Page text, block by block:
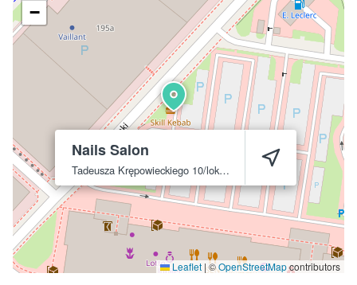
Nails Salon
Tadeusza Krępowieckiego 10/lok. U-7 Warszawa 01-456
−
Leaflet |©OpenStreetMapcontributors